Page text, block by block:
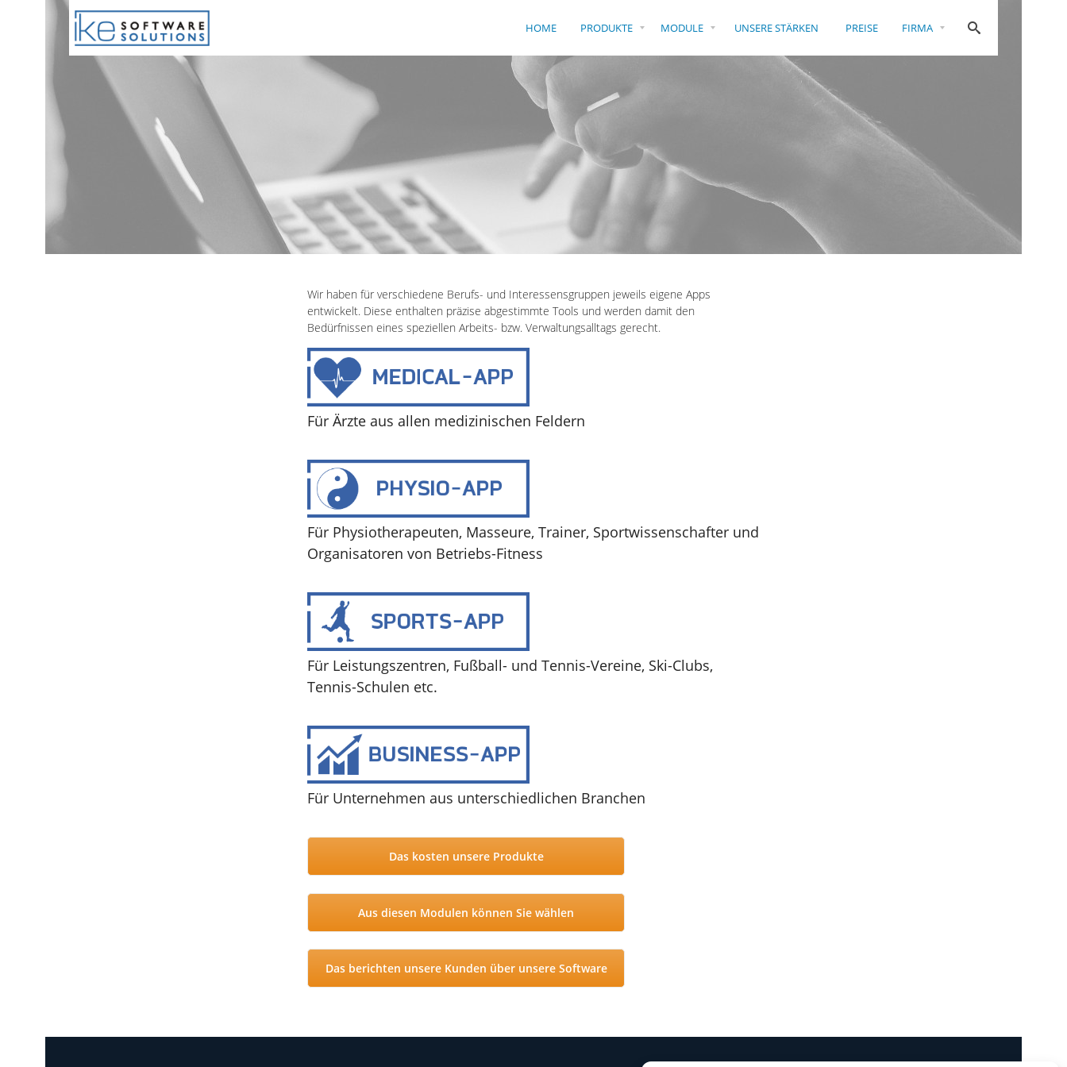
HOME PRODUKTE MODULE UNSERE STÄRKEN PREISE FIRMA
Wir haben für verschiedene Berufs- und Interessensgruppen jeweils eigene Apps
entwickelt. Diese enthalten präzise abgestimmte Tools und werden damit den
Bedürfnissen eines speziellen Arbeits- bzw. Verwaltungsalltags gerecht.
Für Ärzte aus allen medizinischen Feldern
Für Physiotherapeuten, Masseure, Trainer, Sportwissenschafter und
Organisatoren von Betriebs-Fitness
Für Leistungszentren, Fußball- und Tennis-Vereine, Ski-Clubs,
Tennis-Schulen etc.
Für Unternehmen aus unterschiedlichen Branchen
Das kosten unsere Produkte
Aus diesen Modulen können Sie wählen
Das berichten unsere Kunden über unsere Software